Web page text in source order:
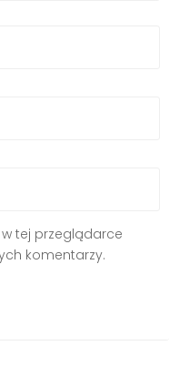
tej przeglądarce
komentarzy.